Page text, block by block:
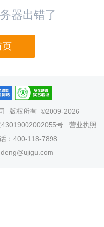
器出错了
页
版权所有 ©2009-2026
43019002002055号
营业执照
：400-118-7898